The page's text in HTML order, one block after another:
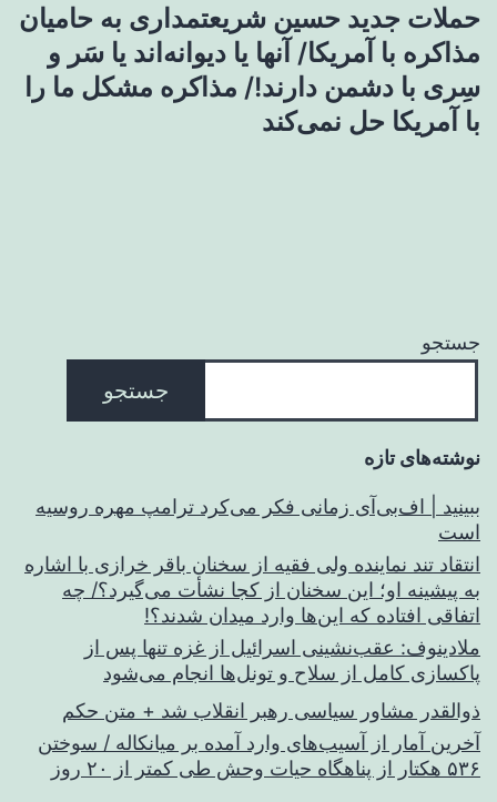
حملات جدید حسین شریعتمداری به حامیان
مذاکره با آمریکا/ آنها یا ‌دیوانه‌اند یا سَر و
سِری با دشمن دارند!/ مذاکره مشکل ما را
با آمریکا حل نمی‌کند
جستجو
جستجو
نوشته‌های تازه
ببینید | اف‌بی‌آی زمانی فکر می‌کرد ترامپ مهره روسیه
است
انتقاد تند نماینده ولی فقیه از سخنان باقر خرازی با اشاره
به پیشینه او؛ این سخنان از کجا نشأت می‌گیرد؟/ چه
اتفاقی افتاده که این‌ها وارد میدان شدند؟!
ملادینوف: عقب‌نشینی اسرائیل از غزه تنها پس از
پاکسازی کامل از سلاح و تونل‌ها انجام می‌شود
ذوالقدر مشاور سیاسی رهبر انقلاب شد + متن حکم
آخرین آمار از آسیب‌های وارد آمده بر میانکاله / سوختن
۵۳۶ هکتار از پناهگاه حیات وحش طی کمتر از ۲۰ روز